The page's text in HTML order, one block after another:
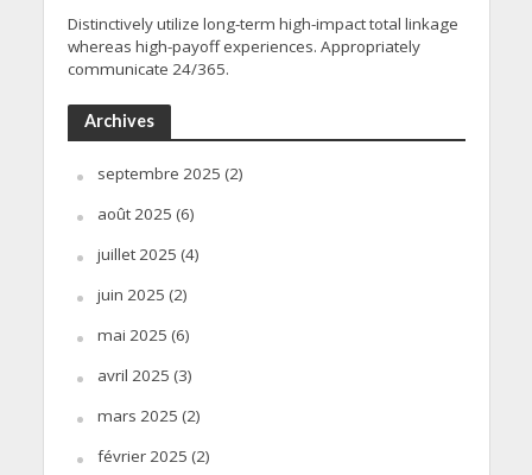
Distinctively utilize long-term high-impact total linkage
whereas high-payoff experiences. Appropriately
communicate 24/365.
Archives
septembre 2025 (2)
août 2025 (6)
juillet 2025 (4)
juin 2025 (2)
mai 2025 (6)
avril 2025 (3)
mars 2025 (2)
février 2025 (2)